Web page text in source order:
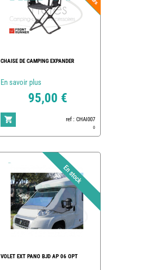
CHAISE DE CAMPING EXPANDER
En savoir plus
95,00 €
ref : CHAI007
0
VOLET EXT PANO BJD AP 06 OPT